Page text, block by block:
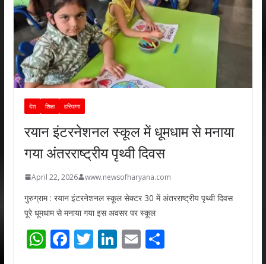
देश शिक्षा हरियाणा
रयान इंटरनेशनल स्कूल में धूमधाम से मनाया
गया अंतरराष्ट्रीय पृथ्वी दिवस
April 22, 2026 www.newsofharyana.com
गुरुग्राम : रयान इंटरनेशनल स्कूल सेक्टर 30 में अंतरराष्ट्रीय पृथ्वी दिवस
पूरे धूमधाम से मनाया गया इस अवसर पर स्कूल
W F T Li E S